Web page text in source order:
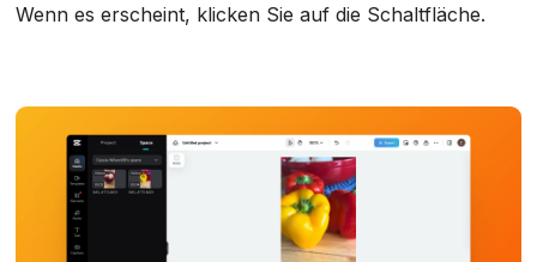
Wenn es erscheint, klicken Sie auf die Schaltfläche.